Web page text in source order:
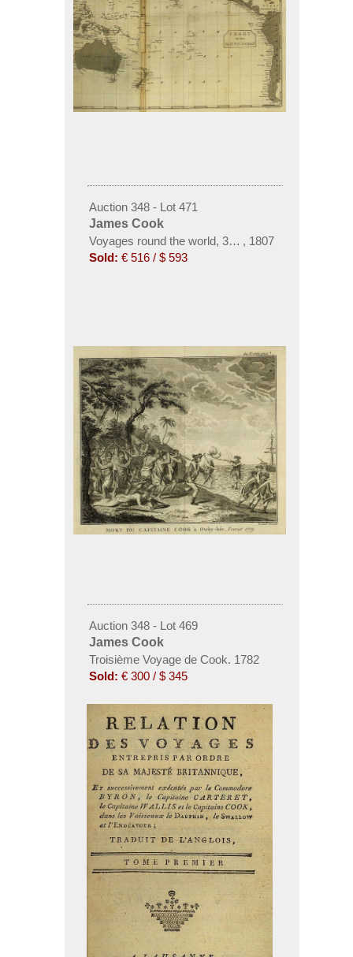
Auction 348 - Lot 471
James Cook
Voyages round the world, 3 Bde. 1807. [74]
, 1807
Sold: € 516 / $ 593
Auction 348 - Lot 469
James Cook
Troisième Voyage de Cook. 1782
Sold: € 300 / $ 345